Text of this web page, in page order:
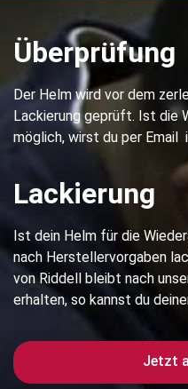
Überprüfung
Der Helm wird vor dem
Lackierung geprüft. Ist die
möglich, wirst du per Email
Lackierung
Ist dein Helm für die
nach Herstellervorgaben
von Riddell bleibt nach
erhalten, so kannst du
Jetzt